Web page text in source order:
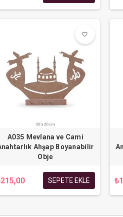
favorite_border
favorite_border
A035 Mevlana ve Cami
Ahşap Boyanabilir
Obje
SEPETE EKLE